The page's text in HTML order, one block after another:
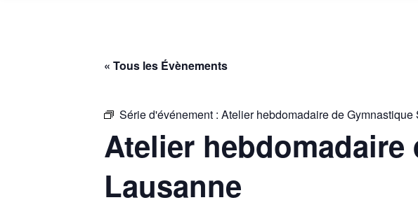
« Tous les Évènements
Série d'événement : Atelier hebdomadaire de
Atelier
Lausanne